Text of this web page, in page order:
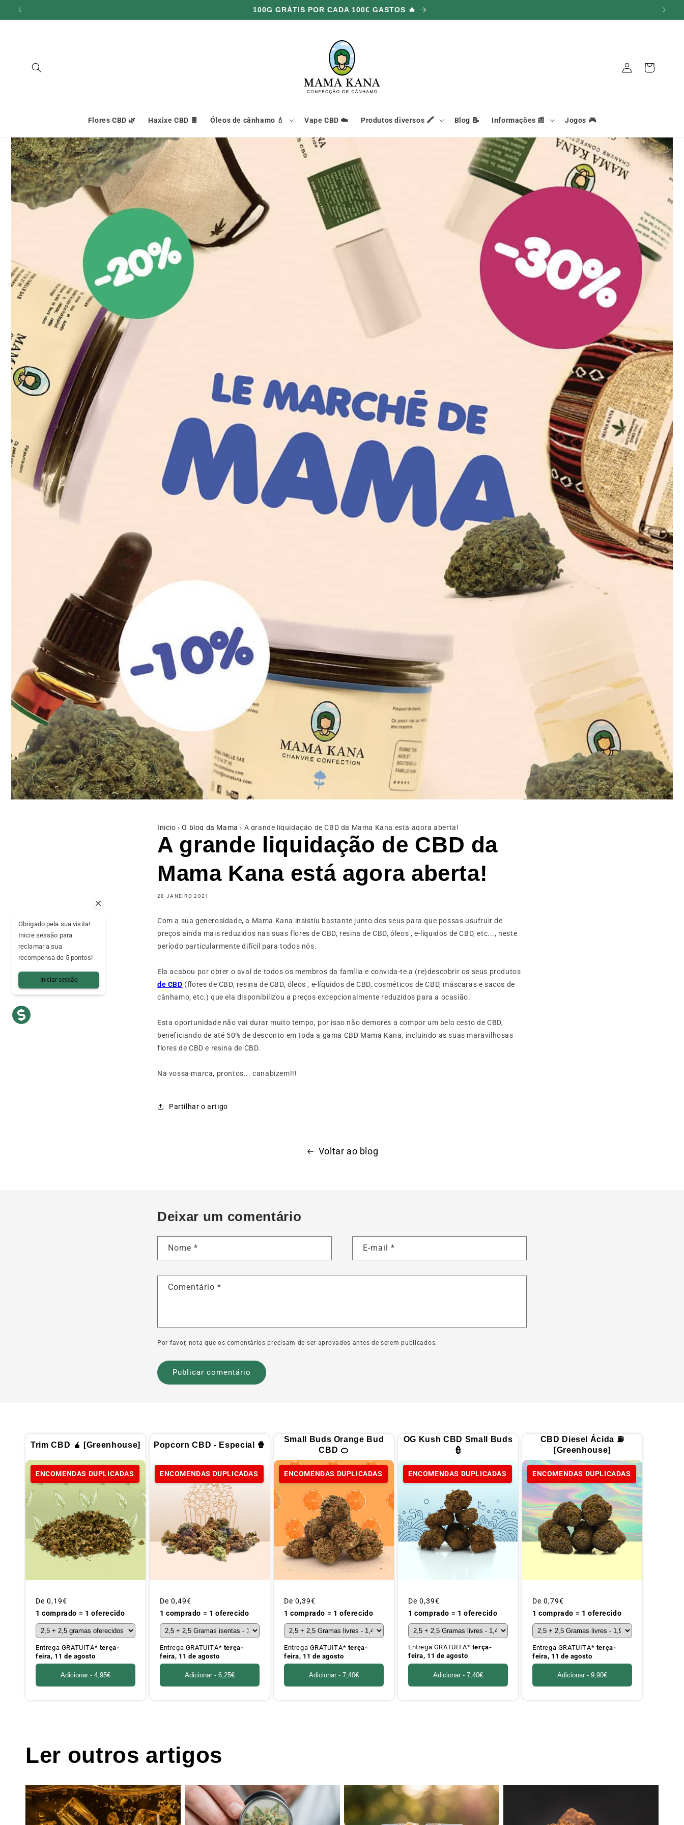
ir para o
conteúdo
100G GRÁTIS POR CADA 100€ GASTOS 🔥
Flores CBD 🌿 Haxixe CBD 🍫 Óleos de cânhamo 💧 Vape CBD ☁️ Produtos diversos 🖍️ Blog 📝 Informações 📰 Jogos 🎮
sessão
Carrinho
Início › O blog da Mama › A grande liquidação de CBD da Mama Kana está agora aberta!
A grande liquidação de CBD da
Mama Kana está agora aberta!
28 JANEIRO 2021
Com a sua generosidade, a Mama Kana insistiu bastante junto dos seus para que possas usufruir de
preços ainda mais reduzidos nas suas flores de CBD, resina de CBD, óleos , e-líquidos de CBD, etc..., neste
período particularmente difícil para todos nós.
Ela acabou por obter o aval de todos os membros da família e convida-te a (re)descobrir os seus produtos
de CBD (flores de CBD, resina de CBD, óleos , e-líquidos de CBD, cosméticos de CBD, máscaras e sacos de
cânhamo, etc.) que ela disponibilizou a preços excepcionalmente reduzidos para a ocasião.
Esta oportunidade não vai durar muito tempo, por isso não demores a compor um belo cesto de CBD,
beneficiando de até 50% de desconto em toda a gama CBD Mama Kana, incluindo as suas maravilhosas
flores de CBD e resina de CBD.
Na vossa marca, prontos... canabizem!!!
Partilhar o artigo
Voltar ao blog
Deixar um comentário
Nome * E-mail *
Comentário *
Por favor, nota que os comentários precisam de ser aprovados antes de serem publicados.
Trim CBD 🧉 [Greenhouse]
ENCOMENDAS DUPLICADAS
Preço
habitual
De 0,19€
1 comprado = 1 oferecido
Entrega GRATUITA* terça-
feira, 11 de agosto
Adicionar - 4,95€
Popcorn CBD - Especial 🍿
ENCOMENDAS DUPLICADAS
Preço
habitual
De 0,49€
1 comprado = 1 oferecido
Entrega GRATUITA* terça-
feira, 11 de agosto
Adicionar - 6,25€
Small Buds Orange Bud
CBD 🍊
ENCOMENDAS DUPLICADAS
Preço
habitual
De 0,39€
1 comprado = 1 oferecido
Entrega GRATUITA* terça-
feira, 11 de agosto
Adicionar - 7,40€
OG Kush CBD Small Buds
👮
ENCOMENDAS DUPLICADAS
Preço
habitual
De 0,39€
1 comprado = 1 oferecido
Entrega GRATUITA* terça-
feira, 11 de agosto
Adicionar - 7,40€
CBD Diesel Ácida ⛽
[Greenhouse]
ENCOMENDAS DUPLICADAS
Preço
habitual
De 0,79€
1 comprado = 1 oferecido
Entrega GRATUITA* terça-
feira, 11 de agosto
Adicionar - 9,90€
Ler outros artigos
Obrigado pela sua visita!
Inicie sessão para
reclamar a sua
recompensa de 5 pontos!
Iniciar sessão